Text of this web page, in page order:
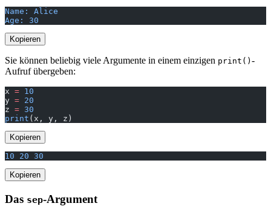
Name: Alice
Age: 30
Kopieren
Sie können beliebig viele Argumente in einem einzigen print() -
Aufruf übergeben:
x = 10
y = 20
z = 30
print (x, y, z)
Kopieren
10 20 30
Kopieren
Das sep-Argument